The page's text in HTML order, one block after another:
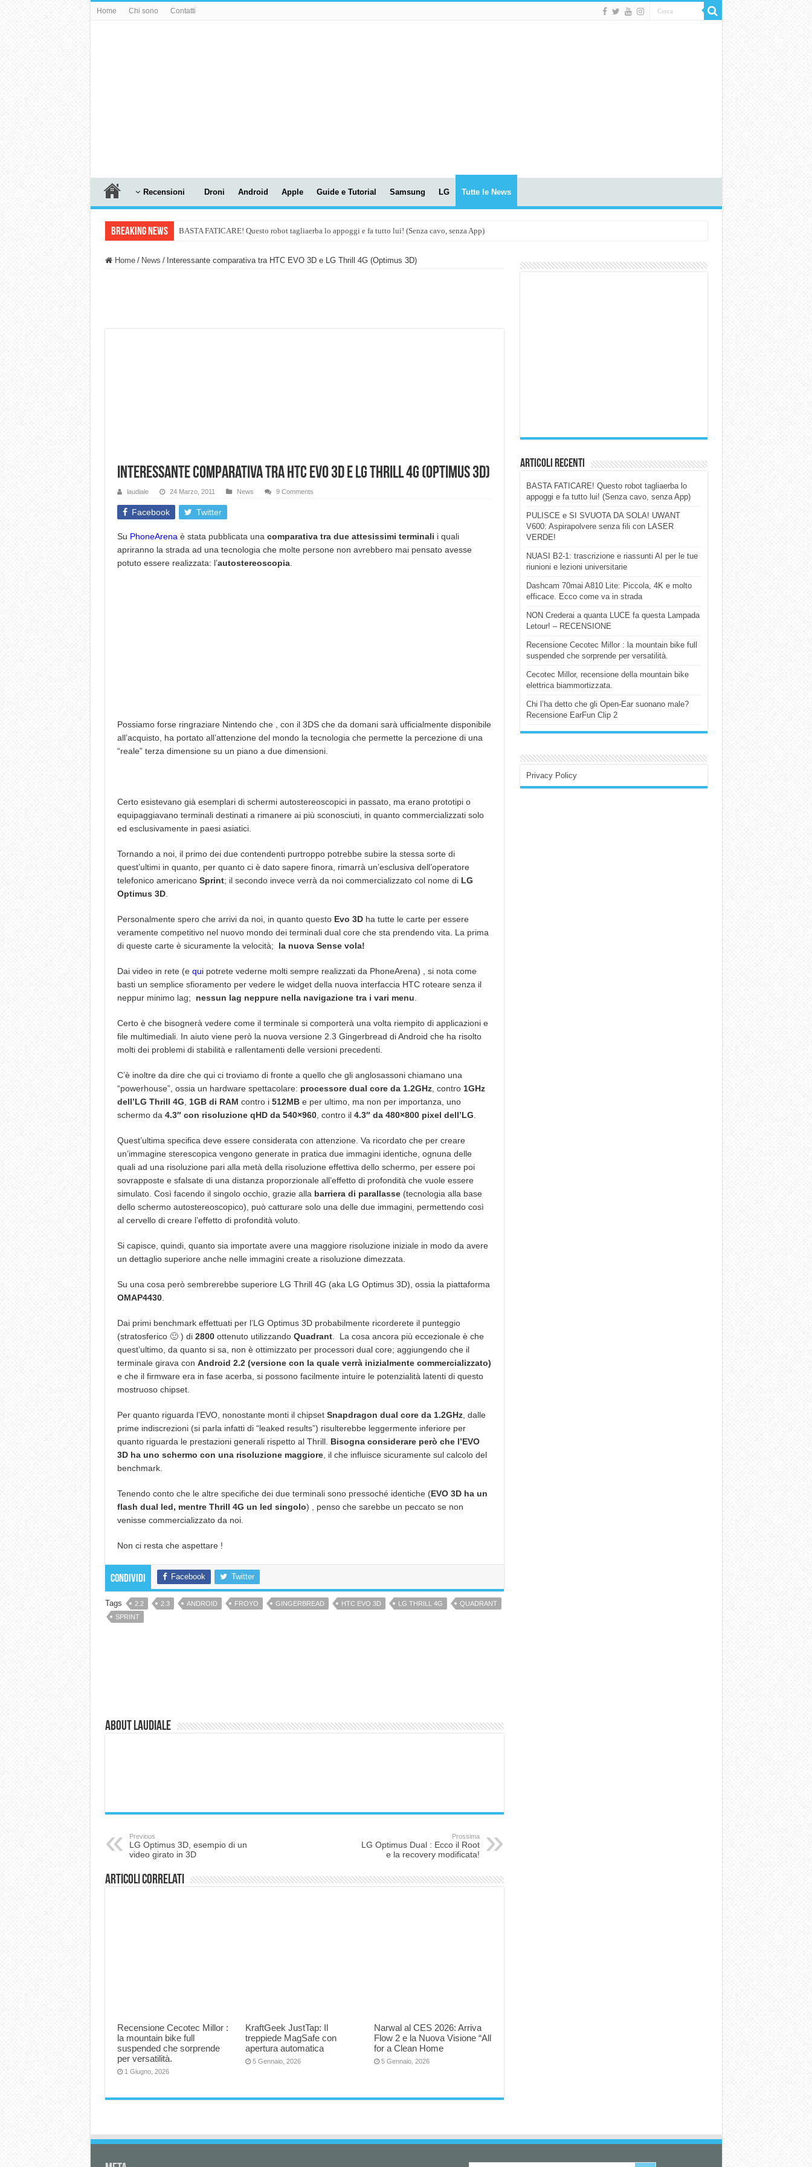
Home Chi sono Contatti
Recensioni Droni Android Apple Guide e Tutorial Samsung LG Tutte le News
Breaking News BASTA FATICARE! Questo robot tagliaerba lo appoggi e fa tutto lui! (Senza cavo, senza App)
Home / News / Interessante comparativa tra HTC EVO 3D e LG Thrill 4G (Optimus 3D)
Interessante comparativa tra HTC EVO 3D e LG Thrill 4G (Optimus 3D)
laudiale 24 Marzo, 2011 News 9 Comments
Facebook Twitter
Su PhoneArena è stata pubblicata una comparativa tra due attesissimi terminali i quali
apriranno la strada ad una tecnologia che molte persone non avrebbero mai pensato avesse
potuto essere realizzata: l’autostereoscopia.
Possiamo forse ringraziare Nintendo che , con il 3DS che da domani sarà ufficialmente disponibile
all’acquisto, ha portato all’attenzione del mondo la tecnologia che permette la percezione di una
“reale” terza dimensione su un piano a due dimensioni.
Certo esistevano già esemplari di schermi autostereoscopici in passato, ma erano prototipi o
equipaggiavano terminali destinati a rimanere ai più sconosciuti, in quanto commercializzati solo
ed esclusivamente in paesi asiatici.
Tornando a noi, il primo dei due contendenti purtroppo potrebbe subire la stessa sorte di
quest’ultimi in quanto, per quanto ci è dato sapere finora, rimarrà un’esclusiva dell’operatore
telefonico americano Sprint; il secondo invece verrà da noi commercializzato col nome di LG
Optimus 3D.
Personalmente spero che arrivi da noi, in quanto questo Evo 3D ha tutte le carte per essere
veramente competitivo nel nuovo mondo dei terminali dual core che sta prendendo vita. La prima
di queste carte è sicuramente la velocità; la nuova Sense vola!
Dai video in rete (e quipotrete vederne molti sempre realizzati da PhoneArena) , si nota come
basti un semplice sfioramento per vedere le widget della nuova interfaccia HTC roteare senza il
neppur minimo lag; nessun lag neppure nella navigazione tra i vari menu
Certo è che bisognerà vedere come il terminale si comporterà una volta riempito di applicazioni e
file multimediali. In aiuto viene però la nuova versione 2.3 Gingerbread di Android che ha risolto
molti dei problemi di stabilità e rallentamenti delle versioni precedenti.
C’è inoltre da dire che qui ci troviamo di fronte a quello che gli anglosassoni chiamano una
“powerhouse”, ossia un hardware spettacolare: processore dual core da 1.2GHz, contro 1GHz
dell’LG Thrill 4G
1GB di RAM contro i 512MBe per ultimo, ma non per importanza, uno
schermo da 4.3″ con risoluzione qHD da 540×960, contro il 4.3″ da 480×800 pixel dell’LG
Quest’ultima specifica deve essere considerata con attenzione. Va ricordato che per creare
un’immagine sterescopica vengono generate in pratica due immagini identiche, ognuna delle
quali ad una risoluzione pari alla metà della risoluzione effettiva dello schermo, per essere poi
sovrapposte e sfalsate di una distanza proporzionale all’effetto di profondità che vuole essere
simulato. Così facendo il singolo occhio, grazie alla barriera di parallasse(tecnologia alla base
dello schermo autostereoscopico), può catturare solo una delle due immagini, permettendo così
al cervello di creare l’effetto di profondità voluto.
Si capisce, quindi, quanto sia importate avere una maggiore risoluzione iniziale in modo da avere
un dettaglio superiore anche nelle immagini create a risoluzione dimezzata.
Su una cosa però sembrerebbe superiore LG Thrill 4G (aka LG Optimus 3D), ossia la piattaforma
OMAP4430.
Dai primi benchmark effettuati per l’LG Optimus 3D probabilmente ricorderete il punteggio
(stratosferico 🙂 ) di 2800ottenuto utilizzando Quadrant. La cosa ancora più eccezionale è che
quest’ultimo, da quanto si sa, non è ottimizzato per processori dual core; aggiungendo che il
terminale girava con Android 2.2 (versione con la quale verrà inizialmente commercializzato)
e che il firmware era in fase acerba, si possono facilmente intuire le potenzialità latenti di questo
mostruoso chipset.
Per quanto riguarda l’EVO, nonostante monti il chipset Snapdragon dual core da 1.2GHz, dalle
prime indiscrezioni (si parla infatti di “leaked results”) risulterebbe leggermente inferiore per
quanto riguarda le prestazioni generali rispetto al Thrill. Bisogna considerare però che l’EVO
3D ha uno schermo con una risoluzione maggiore, il che influisce sicuramente sul calcolo del
benchmark.
Tenendo conto che le altre specifiche dei due terminali sono pressoché identiche (EVO 3D ha un
flash dual led, mentre Thrill 4G un led singolo) , penso che sarebbe un peccato se non
venisse commercializzato da noi.
Non ci resta che aspettare !
Condividi Facebook Twitter
Tags 2.2 2.3 ANDROID FROYO GINGERBREAD HTC EVO 3D LG THRILL 4G
QUADRANT
SPRINT
About laudiale
Previous
LG Optimus 3D, esempio di un
video girato in 3D
Prossima
LG Optimus Dual : Ecco il Root
e la recovery modificata!
Articoli correlati
Recensione Cecotec Millor :
la mountain bike full
suspended che sorprende
per versatilità.
1 Giugno, 2026
KraftGeek JustTap: Il
treppiede MagSafe con
apertura automatica
5 Gennaio, 2026
Narwal al CES 2026: Arriva
Flow 2 e la Nuova Visione “All
for a Clean Home
5 Gennaio, 2026
Articoli Recenti
BASTA FATICARE! Questo robot tagliaerba lo
appoggi e fa tutto lui! (Senza cavo, senza App)
PULISCE e SI SVUOTA DA SOLA! UWANT
V600: Aspirapolvere senza fili con LASER
VERDE!
NUASI B2-1: trascrizione e riassunti AI per le tue
riunioni e lezioni universitarie
Dashcam 70mai A810 Lite: Piccola, 4K e molto
efficace. Ecco come va in strada
NON Crederai a quanta LUCE fa questa Lampada
Letour! – RECENSIONE
Recensione Cecotec Millor : la mountain bike full
suspended che sorprende per versatilità.
Cecotec Millor, recensione della mountain bike
elettrica biammortizzata.
Chi l’ha detto che gli Open-Ear suonano male?
Recensione EarFun Clip 2
Privacy Policy